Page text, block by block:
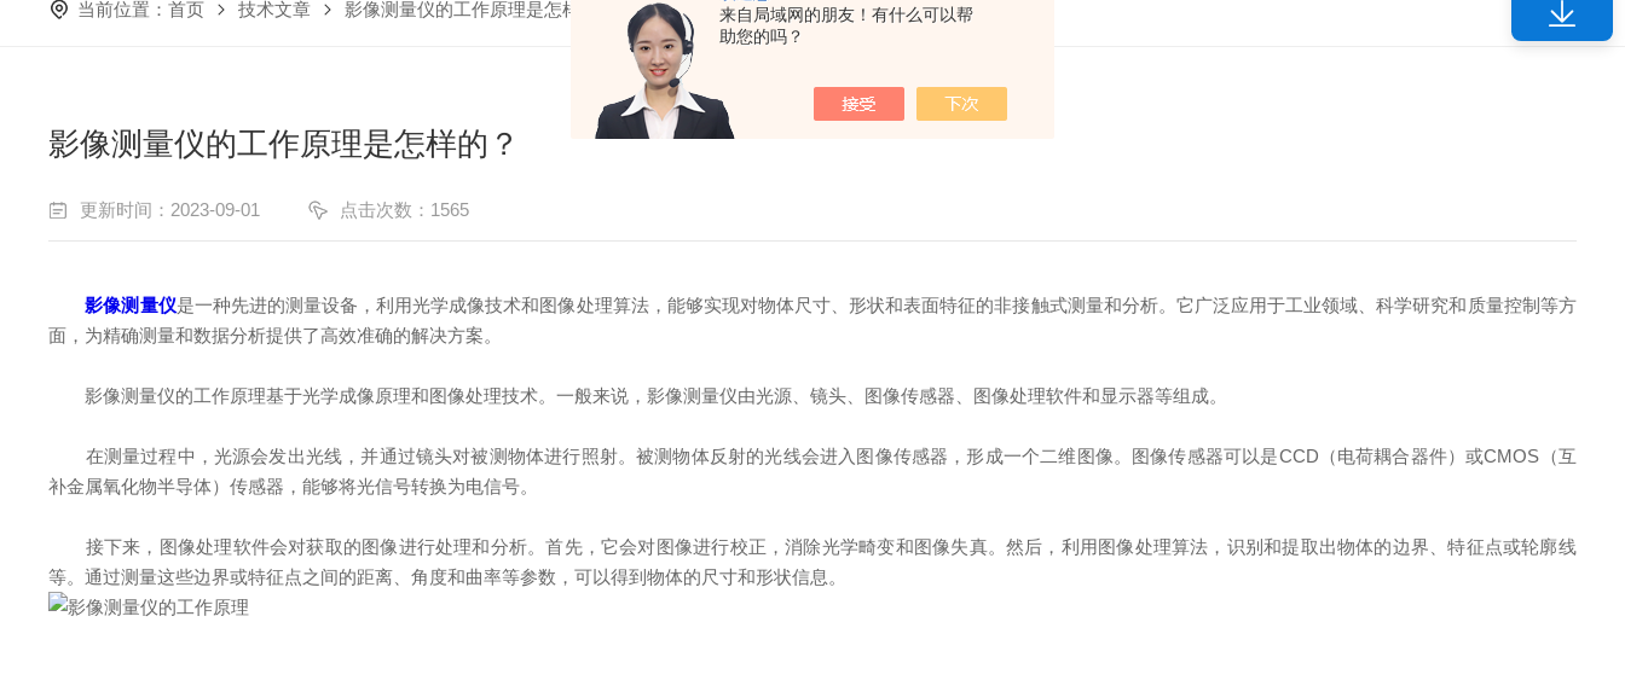
来自局域网的朋友！有什么可以帮
助您的吗？
当前位置：首页 技术文章 影像测量仪的工作原理是怎样的？
影像测量仪的工作原理是怎样的？
更新时间：2023-09-01 点击次数：1565
影像测量仪是一种先进的测量设备，利用光学成像技术和图像处理算法，能够实现对物体尺寸、形状和表面特征的非接触式测量和分析。它广泛应用于工业领域、科学研究和质量控制等方
面，为精确测量和数据分析提供了高效准确的解决方案。
影像测量仪的工作原理基于光学成像原理和图像处理技术。一般来说，影像测量仪由光源、镜头、图像传感器、图像处理软件和显示器等组成。
在测量过程中，光源会发出光线，并通过镜头对被测物体进行照射。被测物体反射的光线会进入图像传感器，形成一个二维图像。图像传感器可以是CCD（电荷耦合器件）或CMOS（互
补金属氧化物半导体）传感器，能够将光信号转换为电信号。
接下来，图像处理软件会对获取的图像进行处理和分析。首先，它会对图像进行校正，消除光学畸变和图像失真。然后，利用图像处理算法，识别和提取出物体的边界、特征点或轮廓线
等。通过测量这些边界或特征点之间的距离、角度和曲率等参数，可以得到物体的尺寸和形状信息。